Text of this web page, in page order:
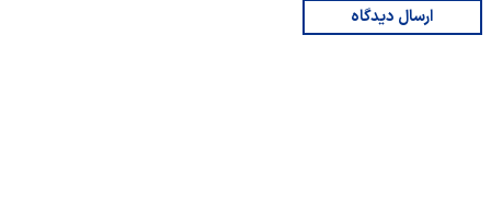
ارسال دیدگاه